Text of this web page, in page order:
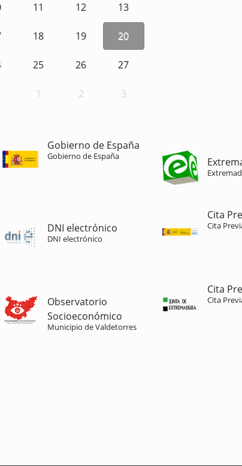
11 12 13
18 19 20
25 26 27
1 2 3
Gobierno de España
Gobierno de España
DNI electrónico
DNI electrónico
Cita
Cita
Observatorio
Socioeconómico
Municipio de Valdetorres
Cita
Cita